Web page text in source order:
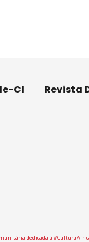
CI Revista
dedicada à